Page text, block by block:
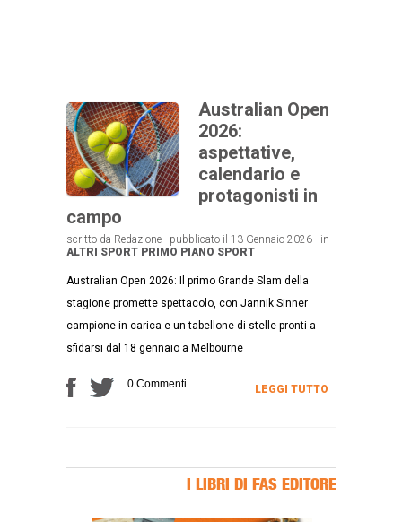
Australian Open
2026:
aspettative,
calendario e
protagonisti in
campo
scritto da Redazione - pubblicato il 13 Gennaio 2026 - in
ALTRI SPORT PRIMO PIANO SPORT
Australian Open 2026: Il primo Grande Slam della
stagione promette spettacolo, con Jannik Sinner
campione in carica e un tabellone di stelle pronti a
sfidarsi dal 18 gennaio a Melbourne
0 Commenti LEGGI TUTTO
I LIBRI DI FAS EDITORE